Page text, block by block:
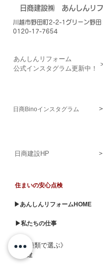
​日商建設㈱ あんしんリ
川越市野田町2-2-1グリーン野田
0120-17-7654
あんしんリフォーム
​公式インスタグラム更新中！
日商Binoインスタグラム ＞
日商建設HP ＞
住まいの安心点検
▶あんしんリフォームHOME
▶私たちの仕事
《建物種類で選ぶ》
▶戸建